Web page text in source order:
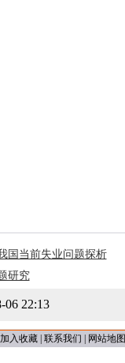
国当前失业问题探析
研究
06 22:13
加入收藏| 联系我们 网站地图